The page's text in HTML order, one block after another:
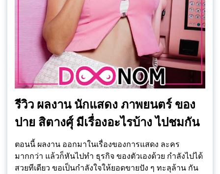
รีวิว ผลงาน นักแสดง ภาพยนตร์ ของ
ปาย สิตางศุ์ มีเรื่องอะไรบ้าง ไปชมกัน
ตอนนี้ ผลงาน ออกมาในเรื่องของการแสดง ละคร
มากกว่า แล้วก็หันไปทำ ธุรกิจ ของตัวเองด้วย กำลังไปได้
สวยทีเดียว ขอเป็นกำลังใจให้ยอดขายปัง ๆ ทะลุล้าน กัน